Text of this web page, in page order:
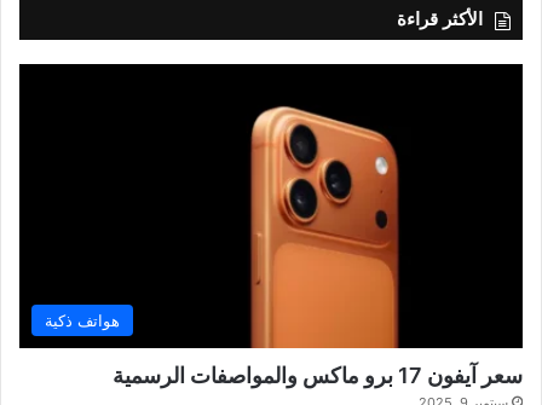
الأكثر قراءة
هواتف ذكية
سعر آيفون 17 برو ماكس والمواصفات الرسمية